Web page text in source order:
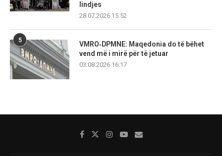
lindjes
28.07.2026 15:52
5
VMRO‑DPMNE: Maqedonia do të bëhet
vend më i mirë për të jetuar
03.08.2026 16:17